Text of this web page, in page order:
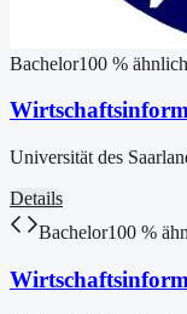
Bachelor100 % ähnlich
Universität des
Details
Bachelor100 %